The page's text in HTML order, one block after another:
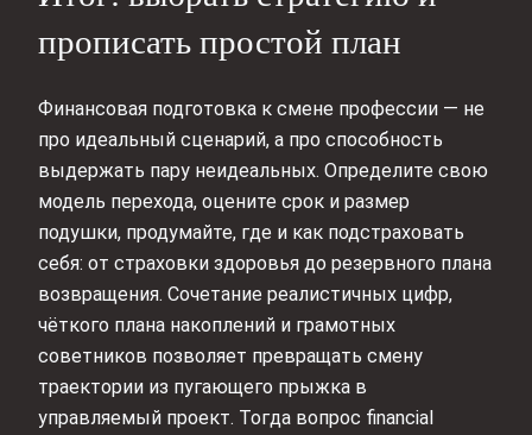
прописать простой план
Финансовая подготовка к смене профессии — не
про идеальный сценарий, а про способность
выдержать пару неидеальных. Определите свою
модель перехода, оцените срок и размер
подушки, продумайте, где и как подстраховать
себя: от страховки здоровья до резервного плана
возвращения. Сочетание реалистичных цифр,
чёткого плана накоплений и грамотных
советников позволяет превращать смену
траектории из пугающего прыжка в
управляемый проект. Тогда вопрос financial